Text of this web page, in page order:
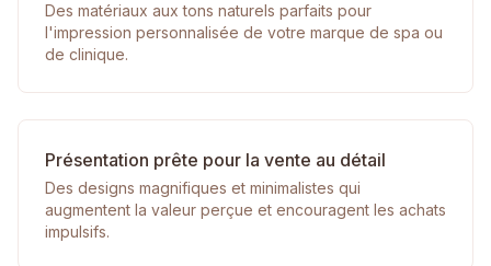
Des matériaux aux tons naturels parfaits pour
l'impression personnalisée de votre marque de spa ou
de clinique.
Présentation prête pour la vente au détail
Des designs magnifiques et minimalistes qui
augmentent la valeur perçue et encouragent les achats
impulsifs.